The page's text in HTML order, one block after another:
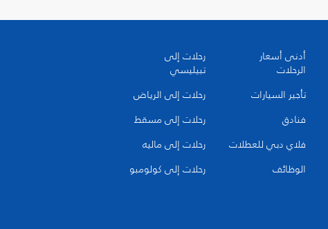
أدنى أسعار
الرحلات
تأجير السيارات
فنادق
فلاي دبي للعطلات
الوظائف
رحلات إلى
تبيليسي
رحلات إلى الرياض
رحلات إلى مسقط
رحلات إلى ماليه
رحلات إلى كولومبو